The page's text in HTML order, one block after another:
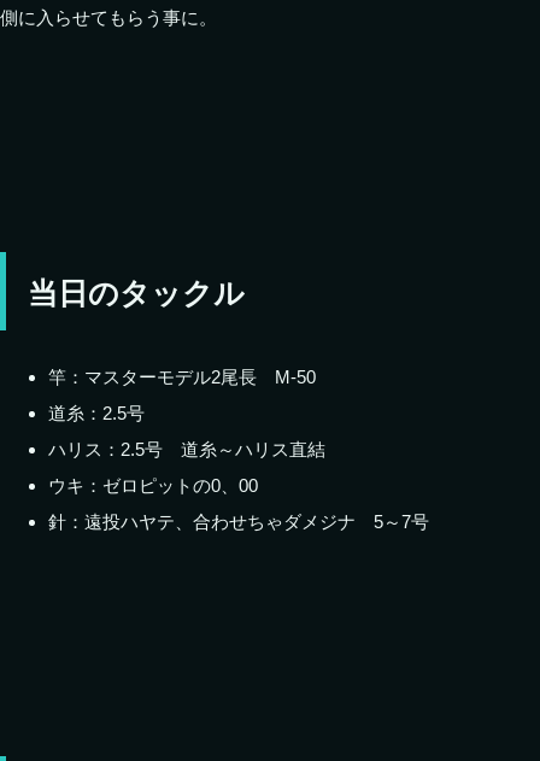
側に入らせてもらう事に。
当日のタックル
竿：マスターモデル2尾長 M-50
道糸：2.5号
ハリス：2.5号 道糸～ハリス直結
ウキ：ゼロピットの0、00
針：遠投ハヤテ、合わせちゃダメジナ 5～7号